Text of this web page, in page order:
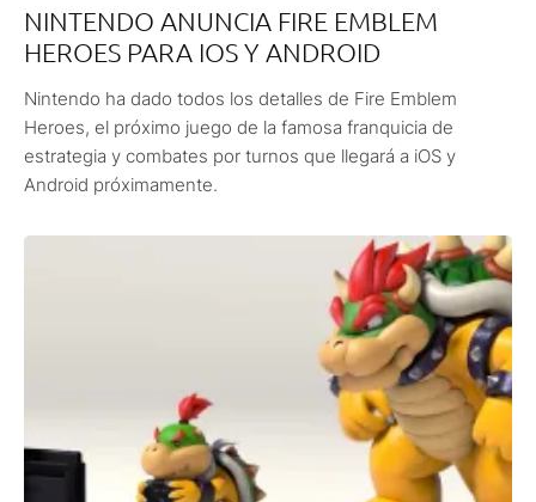
NINTENDO ANUNCIA FIRE EMBLEM
HEROES PARA IOS Y ANDROID
Nintendo ha dado todos los detalles de Fire Emblem
Heroes, el próximo juego de la famosa franquicia de
estrategia y combates por turnos que llegará a iOS y
Android próximamente.